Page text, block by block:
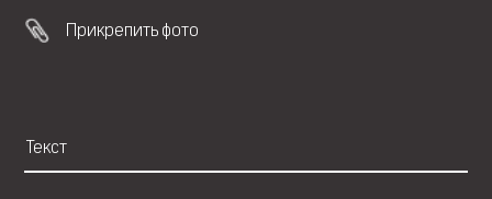
Прикрепить фото